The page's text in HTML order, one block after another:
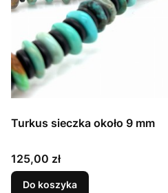
Turkus sieczka około 9 mm
Cena
125,00 zł
Do koszyka